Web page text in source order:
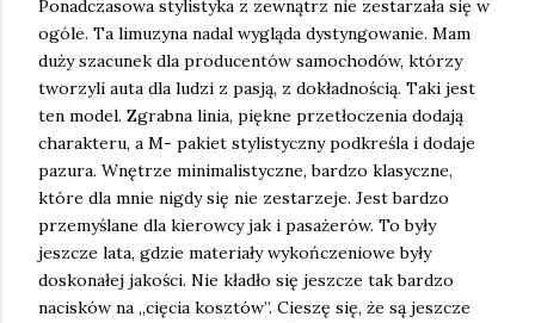
Ponadczasowa stylistyka z zewnątrz nie zestarzała się w
ogóle. Ta limuzyna nadal wygląda dystyngowanie. Mam
duży szacunek dla producentów samochodów, którzy
tworzyli auta dla ludzi z pasją, z dokładnością. Taki jest
ten model. Zgrabna linia, piękne przetłoczenia dodają
charakteru, a M- pakiet stylistyczny podkreśla i dodaje
pazura. Wnętrze minimalistyczne, bardzo klasyczne,
które dla mnie nigdy się nie zestarzeje. Jest bardzo
przemyślane dla kierowcy jak i pasażerów. To były
jeszcze lata, gdzie materiały wykończeniowe były
doskonałej jakości. Nie kładło się jeszcze tak bardzo
nacisków na „cięcia kosztów”. Cieszę się, że są jeszcze